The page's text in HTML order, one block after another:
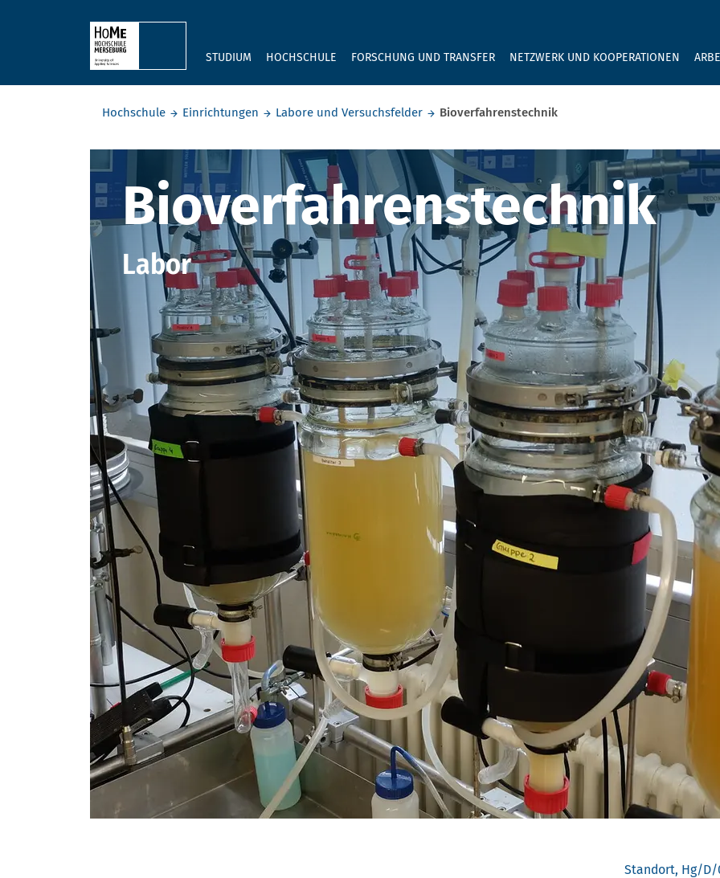
STUDIUM HOCHSCHULE FORSCHUNG UND TRANSFER NETZWERK UND KOOPERATIONEN
Hochschule
Einrichtungen Labore und Versuchsfelder Bioverfahrenstechnik
Bioverfahrenstechnik
Bioverfahrenstechnik
Labor
Standort, Hg/D/